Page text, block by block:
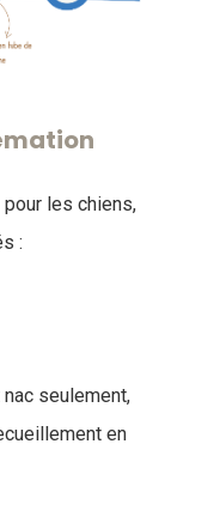
les chiens,
:
seulement,
en